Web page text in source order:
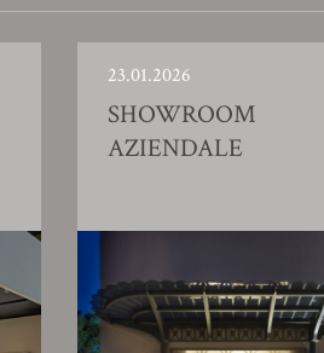
23.01.2026
SHOWROOM
AZIENDALE